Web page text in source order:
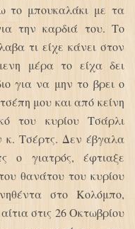
το μπουκαλάκι με τα
την καρδιά του. Το
τι είχε κάνει στον
μέρα το είχα δει
για να μην το βρει ο
μου και από κείνη
του κυρίου Τσάρλι
κ. Τσέρτς. Δεν έβγαλα
ο γιατρός, έφτιαξε
θανάτου του κυρίου
στο Κολόμπο,
στις 26 Οκτωβρίου